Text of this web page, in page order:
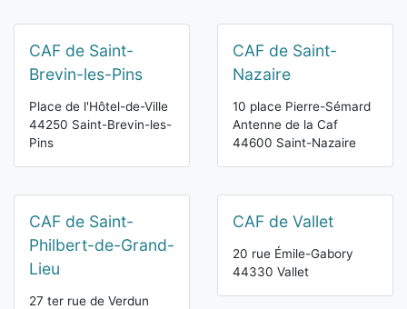
CAF de Saint-
Brevin-les-Pins
Place de l'Hôtel-de-Ville
44250 Saint-Brevin-les-
Pins
CAF de Saint-
Nazaire
10 place Pierre-Sémard
Antenne de la Caf
44600 Saint-Nazaire
CAF de Saint-
Philbert-de-Grand-
Lieu
27 ter rue de Verdun
CAF de Vallet
20 rue Émile-Gabory
44330 Vallet